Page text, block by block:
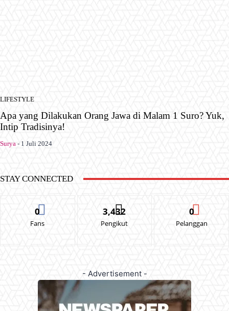
LIFESTYLE
Apa yang Dilakukan Orang Jawa di Malam 1 Suro? Yuk,
Intip Tradisinya!
Surya - 1 Juli 2024
STAY CONNECTED
0
Fans
3,432
Pengikut
0
Pelanggan
- Advertisement -